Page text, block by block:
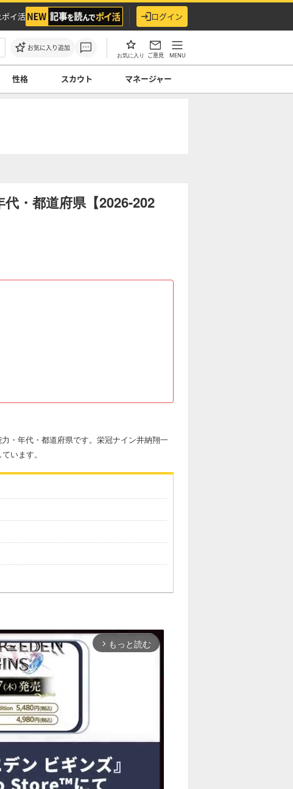
ポイ活 ログイン
お気に入り追加
お気に入り ご意見 MENU
性格 スカウト マネージャー
代・都道府県【2026-202
・年代・都道府県です。栄冠ナイン井納翔一
います。
arrow_forward_ios もっと読む